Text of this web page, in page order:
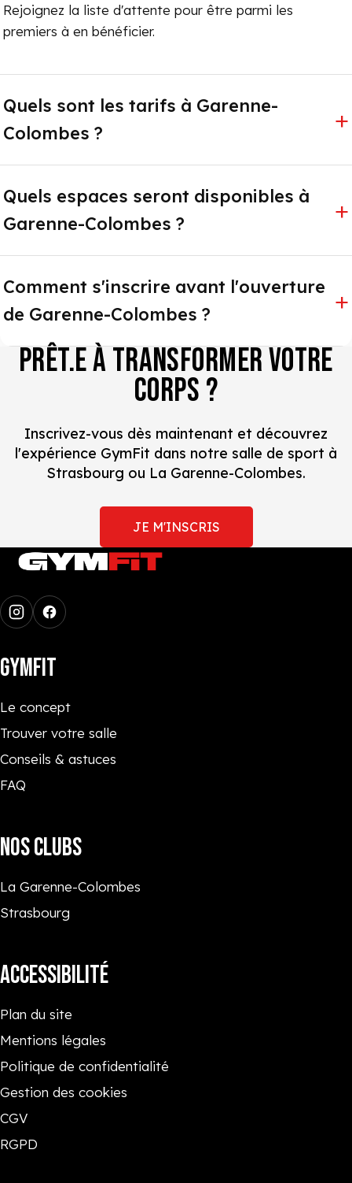
Rejoignez la liste d'attente pour être parmi les
premiers à en bénéficier.
Quels sont les tarifs à Garenne-
Colombes ?
Quels espaces seront disponibles à
Garenne-Colombes ?
Comment s'inscrire avant l'ouverture
de Garenne-Colombes ?
PRÊT.E À TRANSFORMER VOTRE
CORPS ?
Inscrivez-vous dès maintenant et découvrez
l'expérience GymFit dans notre salle de sport à
Strasbourg ou La Garenne-Colombes.
JE M'INSCRIS
GYMFIT
Le concept
Trouver votre salle
Conseils & astuces
FAQ
NOS CLUBS
La Garenne-Colombes
Strasbourg
ACCESSIBILITÉ
Plan du site
Mentions légales
Politique de confidentialité
Gestion des cookies
CGV
RGPD